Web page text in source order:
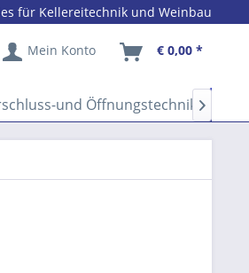
für Kellereitechnik und Weinbau
Mein Konto € 0,00 *
und Öffnungstechnik 